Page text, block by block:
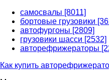
самосвалы [8011]
бортовые грузовики
автофургоны [2809]
грузовики шасси [2532]
авторефрижераторы
Как купить